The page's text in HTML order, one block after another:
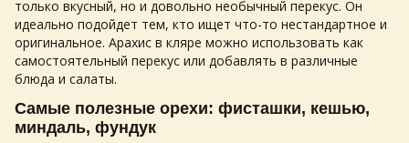
только вкусный, но и довольно необычный перекус. Он
идеально подойдет тем, кто ищет что-то нестандартное и
оригинальное. Арахис в кляре можно использовать как
самостоятельный перекус или добавлять в различные
блюда и салаты.
Самые полезные орехи: фисташки, кешью,
миндаль, фундук